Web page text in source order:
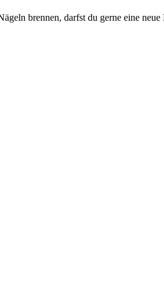
brennen, darfst du gerne eine neue